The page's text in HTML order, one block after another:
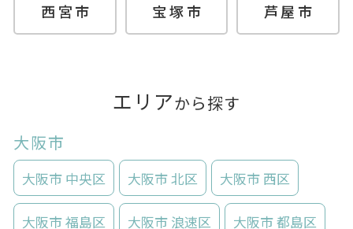
西宮市 宝塚市 芦屋市
エリアから探す
大阪市
大阪市 中央区 大阪市 北区 大阪市 西区
大阪市 福島区 大阪市 浪速区 大阪市 都島区